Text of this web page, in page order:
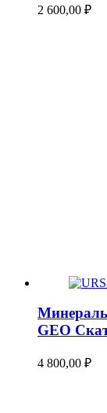
2 600,00 ₽
GEO
4 800,00 ₽